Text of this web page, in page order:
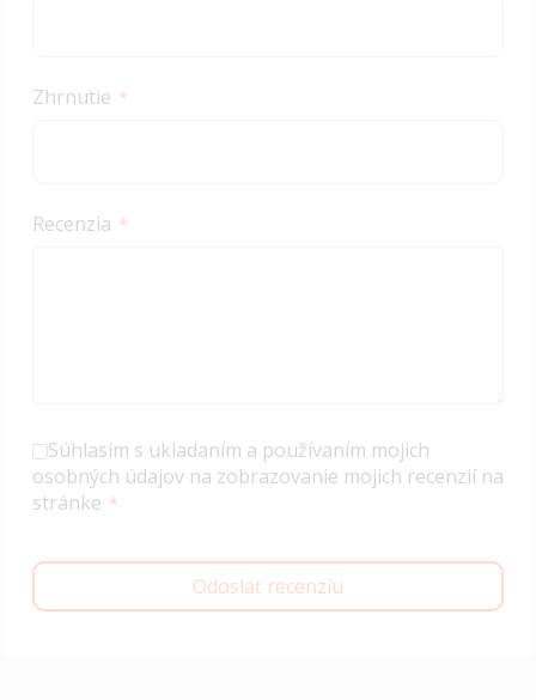
Zhrnutie
Recenzia
Súhlasím s ukladaním a používaním mojich
osobných údajov na zobrazovanie mojich recenzií na
stránke
Odoslať recenziu